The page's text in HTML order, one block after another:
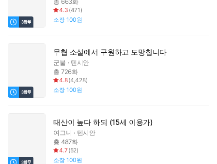
4.3 (471 )
소장 100원
무협 소설에서 구원하고 도망칩니다
군불
텐시안
총 726화
4.8(4,428)
소장 100원
태산이 높다 하되 (15세 이용가)
여그니
텐시안
총 487화
4.7 (52)
소장 100원